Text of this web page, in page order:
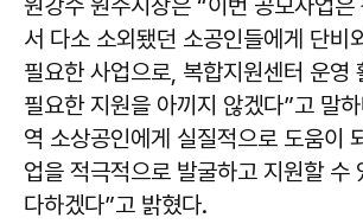
원강수 원주시장은 “이번 공모사업은
서 다소 소외됐던 소공인들에게 단비
필요한 사업으로, 복합지원센터 운영
필요한 지원을 아끼지 않겠다”고 말
역 소상공인에게 실질적으로 도움이
업을 적극적으로 발굴하고 지원할 수
다하겠다”고 밝혔다.